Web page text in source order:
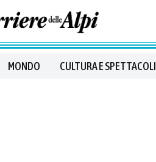
MONDO CULTURA E SPETTACOLI